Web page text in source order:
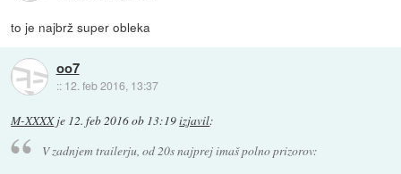
to je najbrž super obleka
oo7
:: 12. feb 2016, 13:37
M-XXXXje 12. feb 2016 ob 13:19izjavil:
V zadnjem trailerju, od 20s najprej imaš polno prizorov: